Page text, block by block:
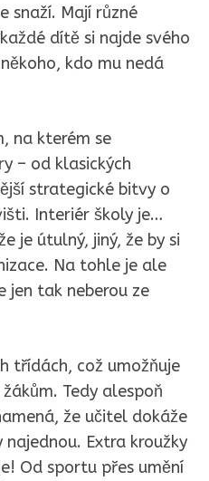
snaží. Mají různé
dítě si najde svého
kdo mu nedá
na kterém se
– od klasických
strategické bitvy o
Interiér školy je…
je útulný, jiný, že by si
Na tohle je ale
jen tak neberou ze
třídách, což umožňuje
Tedy alespoň
že učitel dokáže
Extra kroužky
Od sportu přes umění